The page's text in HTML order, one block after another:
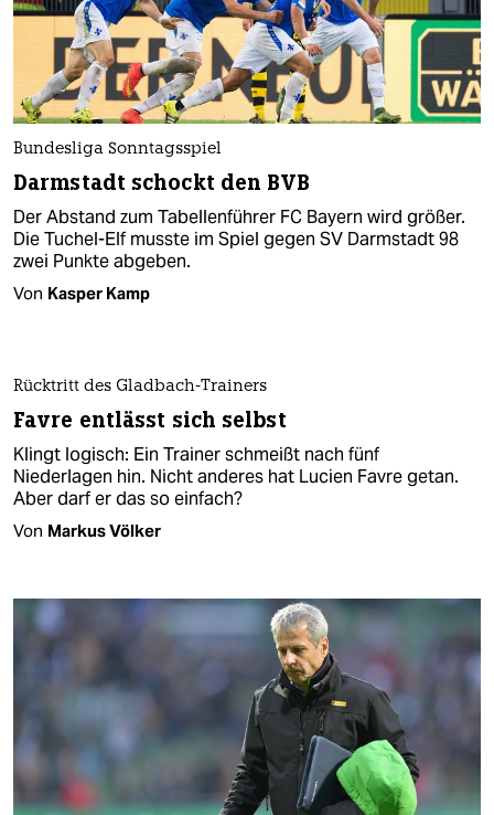
Bundesliga Sonntagsspiel
Darmstadt schockt den BVB
Der Abstand zum Tabellenführer FC Bayern wird größer.
Die Tuchel-Elf musste im Spiel gegen SV Darmstadt 98
zwei Punkte abgeben.
Von Kasper Kamp
Rücktritt des Gladbach-Trainers
Favre entlässt sich selbst
Klingt logisch: Ein Trainer schmeißt nach fünf
Niederlagen hin. Nicht anderes hat Lucien Favre getan.
Aber darf er das so einfach?
Von Markus Völker